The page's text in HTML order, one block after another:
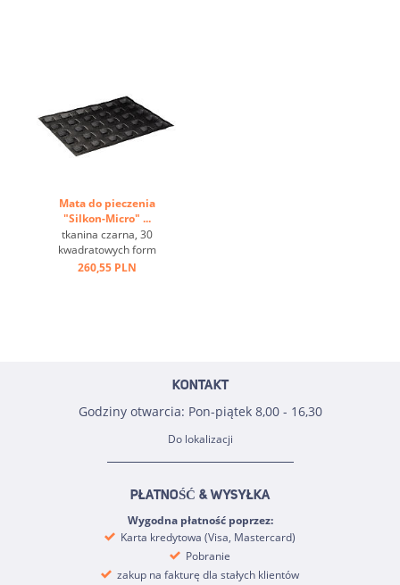
Mata do pieczenia
"Silkon-Micro" ...
tkanina czarna, 30
kwadratowych form
3,5/3,5/1,6 cm ...
260,55 PLN
KONTAKT
Godziny otwarcia: Pon-piątek 8,00 - 16,30
Do lokalizacji
PŁATNOŚĆ & WYSYŁKA
Wygodna płatność poprzez:
Karta kredytowa (Visa, Mastercard)
Pobranie
zakup na fakturę dla stałych klientów